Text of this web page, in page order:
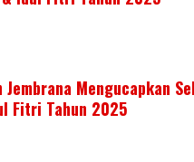
Jembrana Mengucapkan
Fitri Tahun 2025